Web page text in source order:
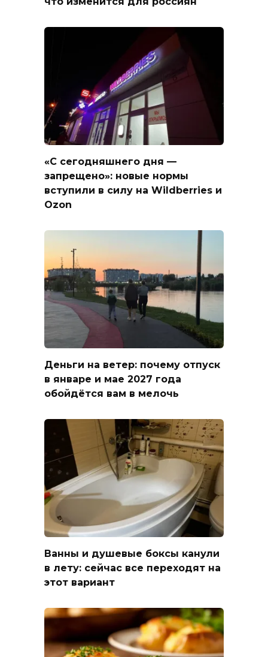
«С сегодняшнего дня —
запрещено»: новые нормы
вступили в силу на Wildberries и
Ozon
Деньги на ветер: почему отпуск
в январе и мае 2027 года
обойдётся вам в мелочь
Ванны и душевые боксы канули
в лету: сейчас все переходят на
этот вариант